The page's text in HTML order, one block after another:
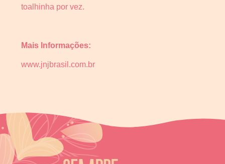
toalhinha por vez.
Mais Informações:
www.jnjbrasil.com.br